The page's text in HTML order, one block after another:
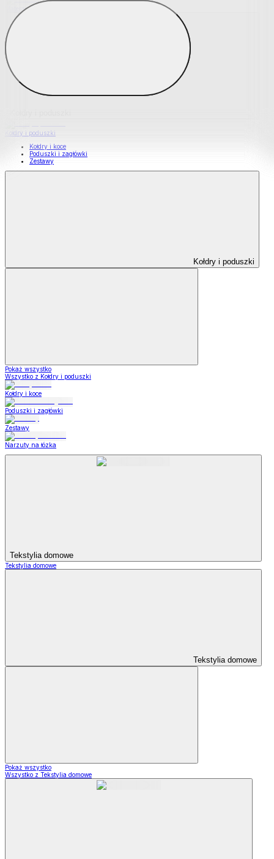
Materace nawierzchniowe
Kołdry i poduszki
Kołdry i koce
Poduszki i zagłówki
Zestawy
Kołdry i poduszki
Pokaż wszystko
Wszystko z Kołdry i poduszki
Kołdry i koce
Poduszki i zagłówki
Zestawy
Narzuty na łózka
Tekstylia domowe
Tekstylia domowe
Tekstylia domowe
Pokaż wszystko
Wszystko z Tekstylia domowe